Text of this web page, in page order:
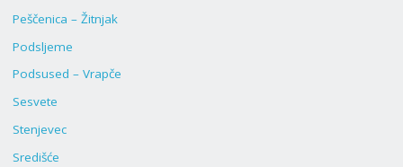
Peščenica – Žitnjak
Podsljeme
Podsused – Vrapče
Sesvete
Stenjevec
Središće